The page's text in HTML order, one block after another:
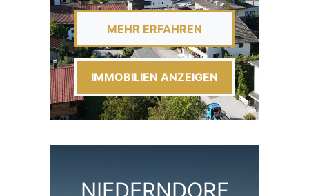
MEHR ERFAHREN
IMMOBILIEN ANZEIGEN
NIEDERNDORF